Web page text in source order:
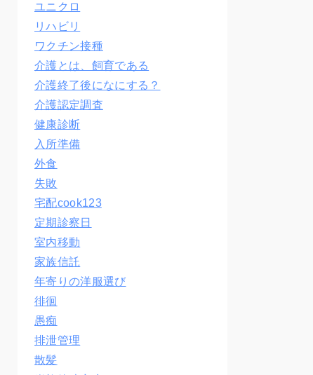
ユニクロ
リハビリ
ワクチン接種
介護とは、飼育である
介護終了後になにする？
介護認定調査
健康診断
入所準備
外食
失敗
宅配cook123
定期診察日
室内移動
家族信託
年寄りの洋服選び
徘徊
愚痴
排泄管理
散髪